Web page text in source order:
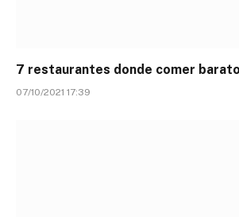
7 restaurantes donde comer
07/10/2021 17:39